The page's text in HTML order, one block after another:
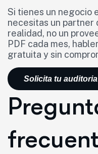
Si tienes un negocio
necesitas un
realidad, no un
PDF cada mes,
gratuita y sin
Solicita tu